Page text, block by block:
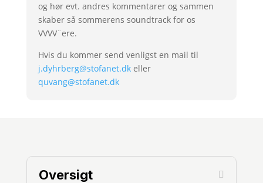
og hør evt. andres kommentarer og sammen
skaber så sommerens soundtrack for os
VVVV¨ere.
Hvis du kommer send venligst en mail til
j.dyhrberg@stofanet.dkeller
quvang@stofanet.dk
Oversigt